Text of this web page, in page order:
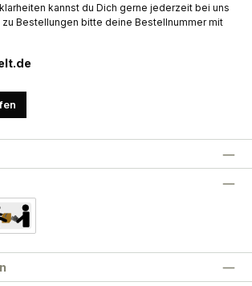
kannst du Dich gerne jederzeit bei uns
zu Bestellungen bitte deine Bestellnummer mit